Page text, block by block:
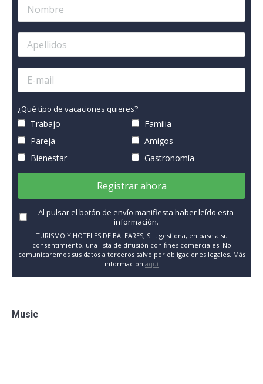
¿Qué tipo de vacaciones quieres?
Trabajo
Familia
Pareja
Amigos
Bienestar
Gastronomía
Registrar ahora
Al pulsar el botón de envío manifiesta haber leído esta
información.
TURISMO Y HOTELES DE BALEARES, S.L. gestiona, en base a su
consentimiento, una lista de difusión con fines comerciales. No
comunicaremos sus datos a terceros salvo por obligaciones legales. Más
información aquí
Music